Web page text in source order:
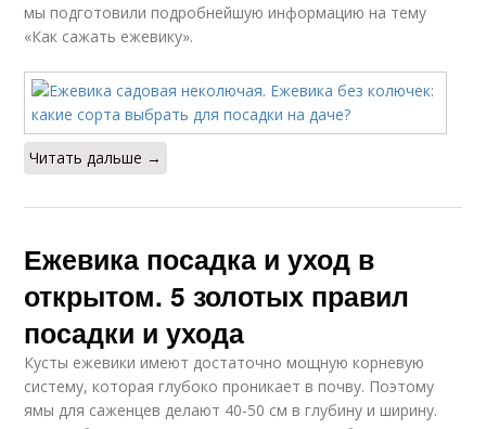
мы подготовили подробнейшую информацию на тему
«Как сажать ежевику».
Читать дальше →
Ежевика посадка и уход в
открытом. 5 золотых правил
посадки и ухода
Кусты ежевики имеют достаточно мощную корневую
систему, которая глубоко проникает в почву. Поэтому
ямы для саженцев делают 40-50 см в глубину и ширину.